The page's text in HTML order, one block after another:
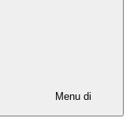
Menu di